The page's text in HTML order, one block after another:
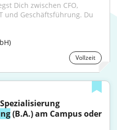
Dich zwischen CFO,
und Geschäftsführung. Du
Vollzeit
(B.A.) am Campus oder